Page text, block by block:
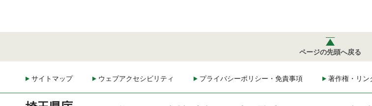
ページの先頭へ戻る
サイトマップ ウェブアクセシビリティ プライバシーポリシー・免責事項 著作権・リン